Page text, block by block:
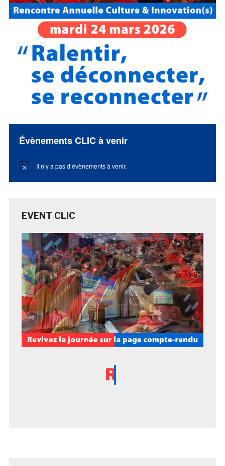
Évènements CLIC à venir
Notice Il n’y a pas d’évènements à venir.
EVENT CLIC